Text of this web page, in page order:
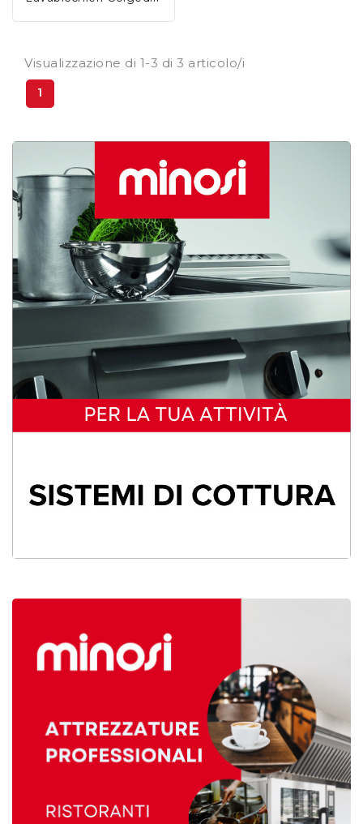
Visualizzazione di 1-3 di 3 articolo/i
1